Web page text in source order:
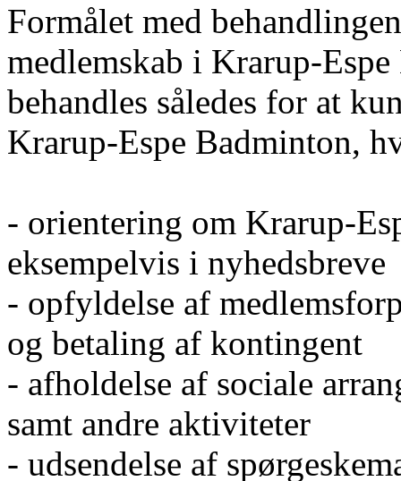
Formålet med
medlemskab i Krarup-
behandles således for at
Krarup-Espe Badminton,
- orientering om Krarup-
eksempelvis i nyhedsbreve
- opfyldelse af
og betaling af kontingent
- afholdelse af sociale
samt andre aktiviteter
- udsendelse af